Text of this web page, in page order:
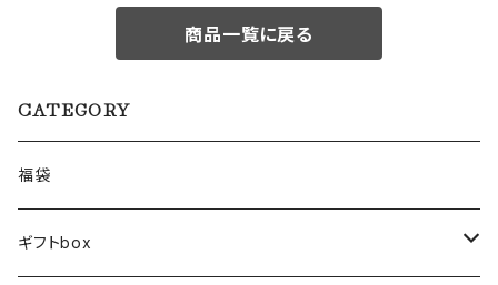
商品一覧に戻る
CATEGORY
福袋
ギフトbox